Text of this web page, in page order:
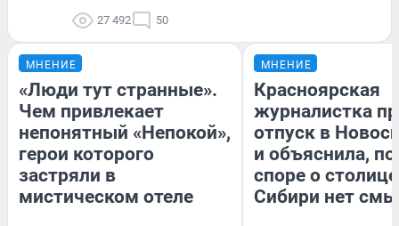
27 492 50
МНЕНИЕ
«Люди тут странные».
Чем привлекает
непонятный «Непокой»,
герои которого
застряли в
мистическом отеле
МНЕНИЕ
Красноярская
журналистка
отпуск в
и объяснила,
споре о столице
Сибири нет